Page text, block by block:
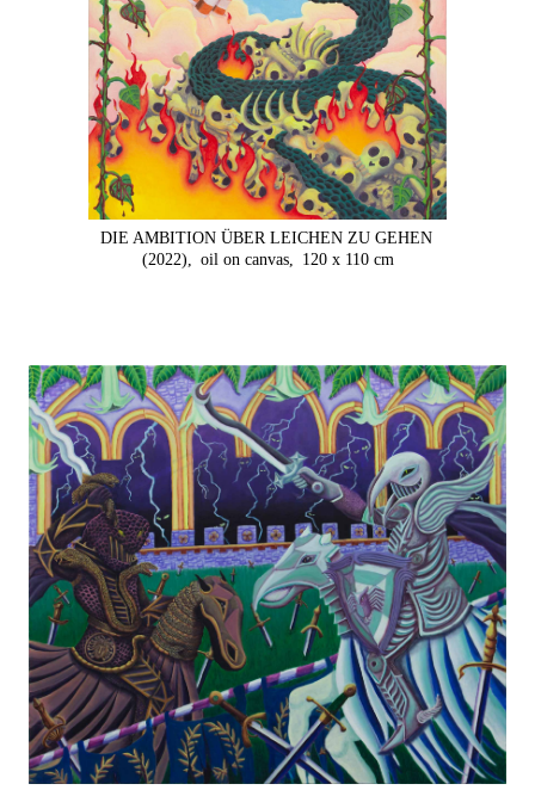
DIE AMBITION ÜBER LEICHEN ZU GEHEN
(2022), oil on canvas, 120 x 110 cm